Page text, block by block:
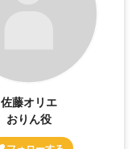
佐藤オリエ
おりん役